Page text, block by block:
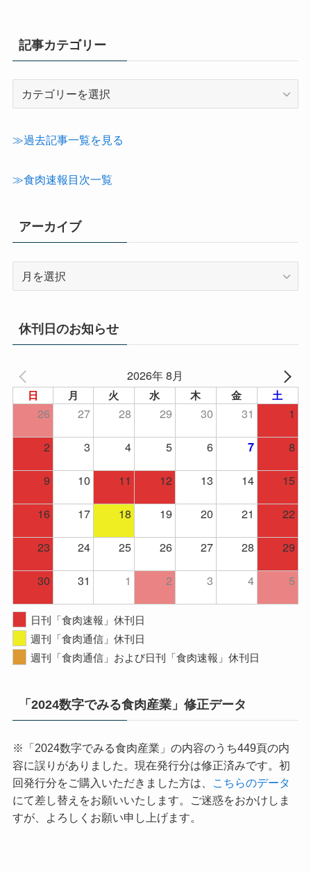
記事カテゴリー
テ
≫過去記事一覧を見る
≫食肉速報目次一覧
アーカイブ
イ
ブ
休刊日のお知らせ
2026年 8月
日 月 火 水 木 金 土
26 27 28 29 30 31
1
2
3 4 5 6 7
8
9
10 11 12 13 14
15
16
17 18 19 20 21
22
23
24 25 26 27 28
29
30
31 1 2 3 4 5
日刊「食肉速報」休刊日
週刊「食肉通信」休刊日
週刊「食肉通信」および日刊「食肉速報」休刊日
「2024数字でみる食肉産業」修正データ
※「2024数字でみる食肉産業」の内容のうち449頁の内
容に誤りがありました。現在発行分は修正済みです。初
回発行分をご購入いただきました方は、
こちらのデータ
にて差し替えをお願いいたします。ご迷惑をおかけしま
すが、よろしくお願い申し上げます。